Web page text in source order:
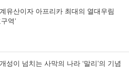
유산이자 아프리카 최대의 열대우림
역’
성이 넘치는 사막의 나라 ‘말리’의 기념